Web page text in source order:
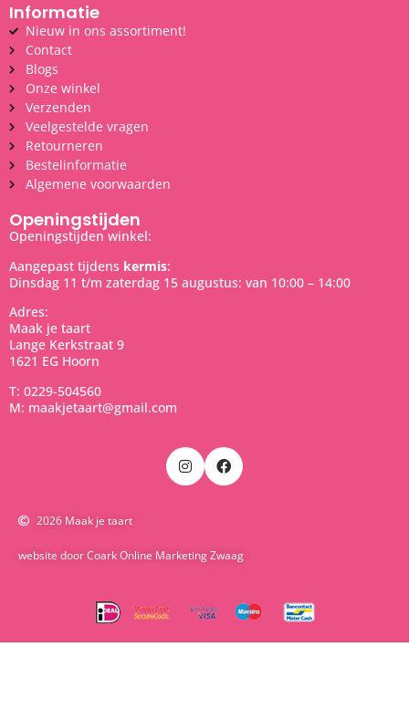
Informatie
Nieuw in ons assortiment!
Contact
Blogs
Onze winkel
Verzenden
Veelgestelde vragen
Retourneren
Bestelinformatie
Algemene voorwaarden
Openingstijden
Openingstijden winkel:
Aangepast tijdens kermis:
Dinsdag 11 t/m zaterdag 15 augustus: van 10:00 – 14:00
Adres:
Maak je taart
Lange Kerkstraat 9
1621 EG Hoorn
T: 0229-504560
M: maakjetaart@gmail.com
2026 Maak je taart
website door Coark Online Marketing Zwaag